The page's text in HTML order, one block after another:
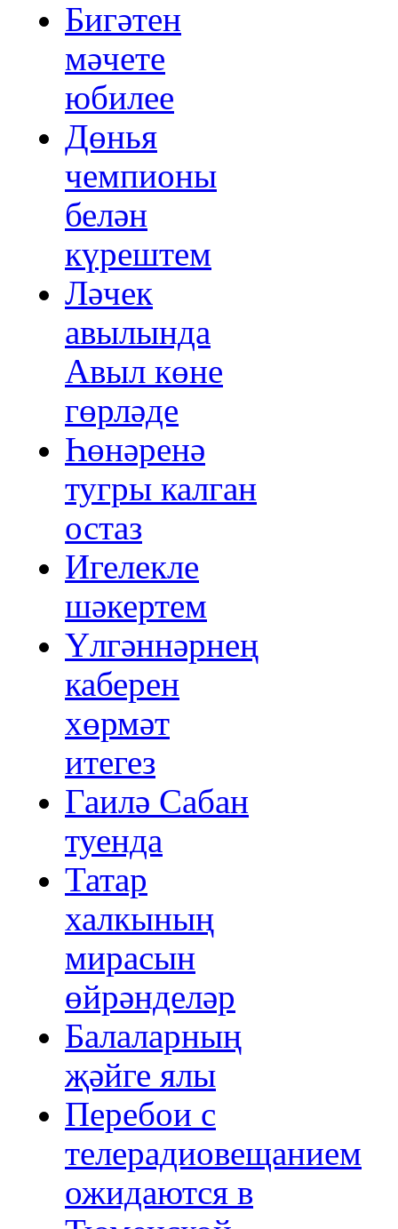
Бигәтен
мәчете
юбилее
Дөнья
чемпионы
белән
күрештем
Ләчек
авылында
Авыл көне
гөрләде
Һөнәренә
тугры калган
остаз
Игелекле
шәкертем
Үлгәннәрнең
каберен
хөрмәт
итегез
Гаилә Сабан
туенда
Татар
халкының
мирасын
өйрәнделәр
Балаларның
җәйге ялы
Перебои с
телерадиовещанием
ожидаются в